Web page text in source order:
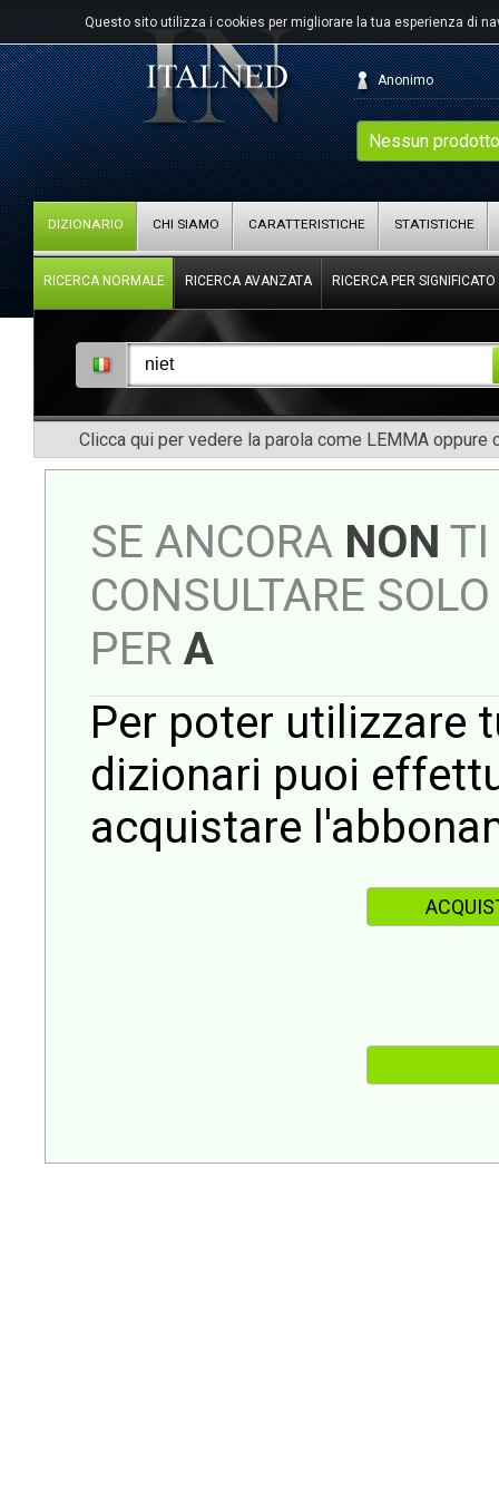
Questo sito utilizza i cookies per migliorare la tua esperienza di
Nessun
Anonimo
DIZIONARIO CHI SIAMO CARATTERISTICHE STATISTICHE
RICERCA NORMALE RICERCA AVANZATA RICERCA PER SIGNIFICATO
Clicca qui per vedere la parola come LEMMA oppure
SE ANCORA NON TI
CONSULTARE
PER A
Per poter utilizzare
dizionari puoi
acquistare